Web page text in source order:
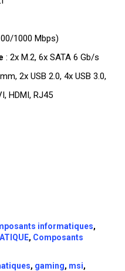
1000 Mbps)
: 2x M.2, 6x SATA 6 Gb/s
2x USB 2.0, 4x USB 3.0,
HDMI, RJ45
informatiques,
, Composants
, gaming, msi,